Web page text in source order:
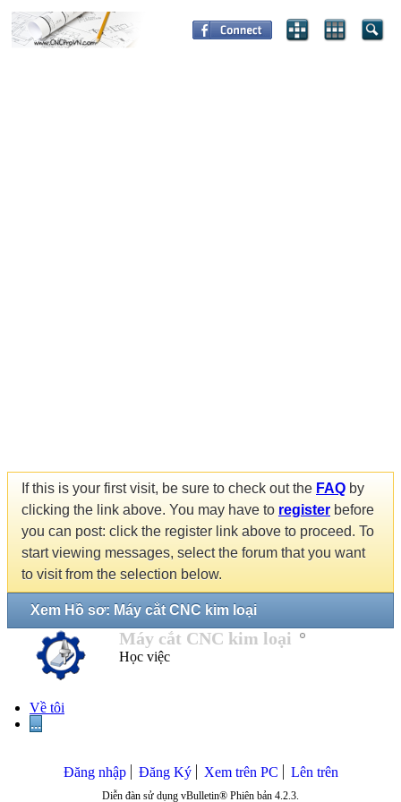
If this is your first visit, be sure to check out the FAQ by
clicking the link above. You may have to register before
you can post: click the register link above to proceed. To
start viewing messages, select the forum that you want
to visit from the selection below.
Xem Hồ sơ: Máy cắt CNC kim loại
Máy cắt CNC kim loại
Học việc
Về tôi
...
Đăng nhập Đăng Ký Xem trên PC Lên trên
Diễn đàn sử dụng vBulletin® Phiên bản 4.2.3.